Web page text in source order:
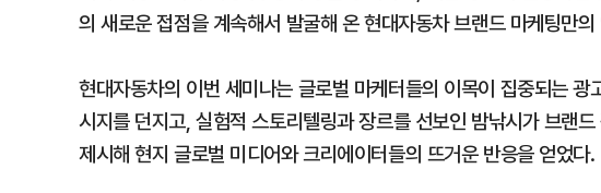
의 새로운 접점을 계속해서 발굴해 온 현대자동차 브랜드 마케팅만
현대자동차의 이번 세미나는 글로벌 마케터들의 이목이 집중되는
시지를 던지고, 실험적 스토리텔링과 장르를 선보인 밤낚시가 브랜
제시해 현지 글로벌 미디어와 크리에이터들의 뜨거운 반응을 얻었다.